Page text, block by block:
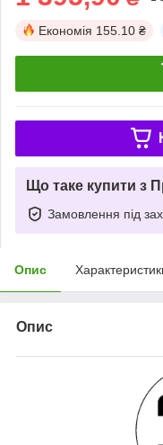
Економія 155.10 ₴
Що таке купити з
Замовлення під
Опис
Опис